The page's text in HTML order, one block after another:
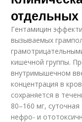
отдельных
Гентамицин
вызываемых
кишечной группы.
внутримышечном
концентрация в
сохраняется в
80–160 мг,
нефро- и